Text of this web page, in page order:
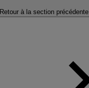
Retour à la section précédente